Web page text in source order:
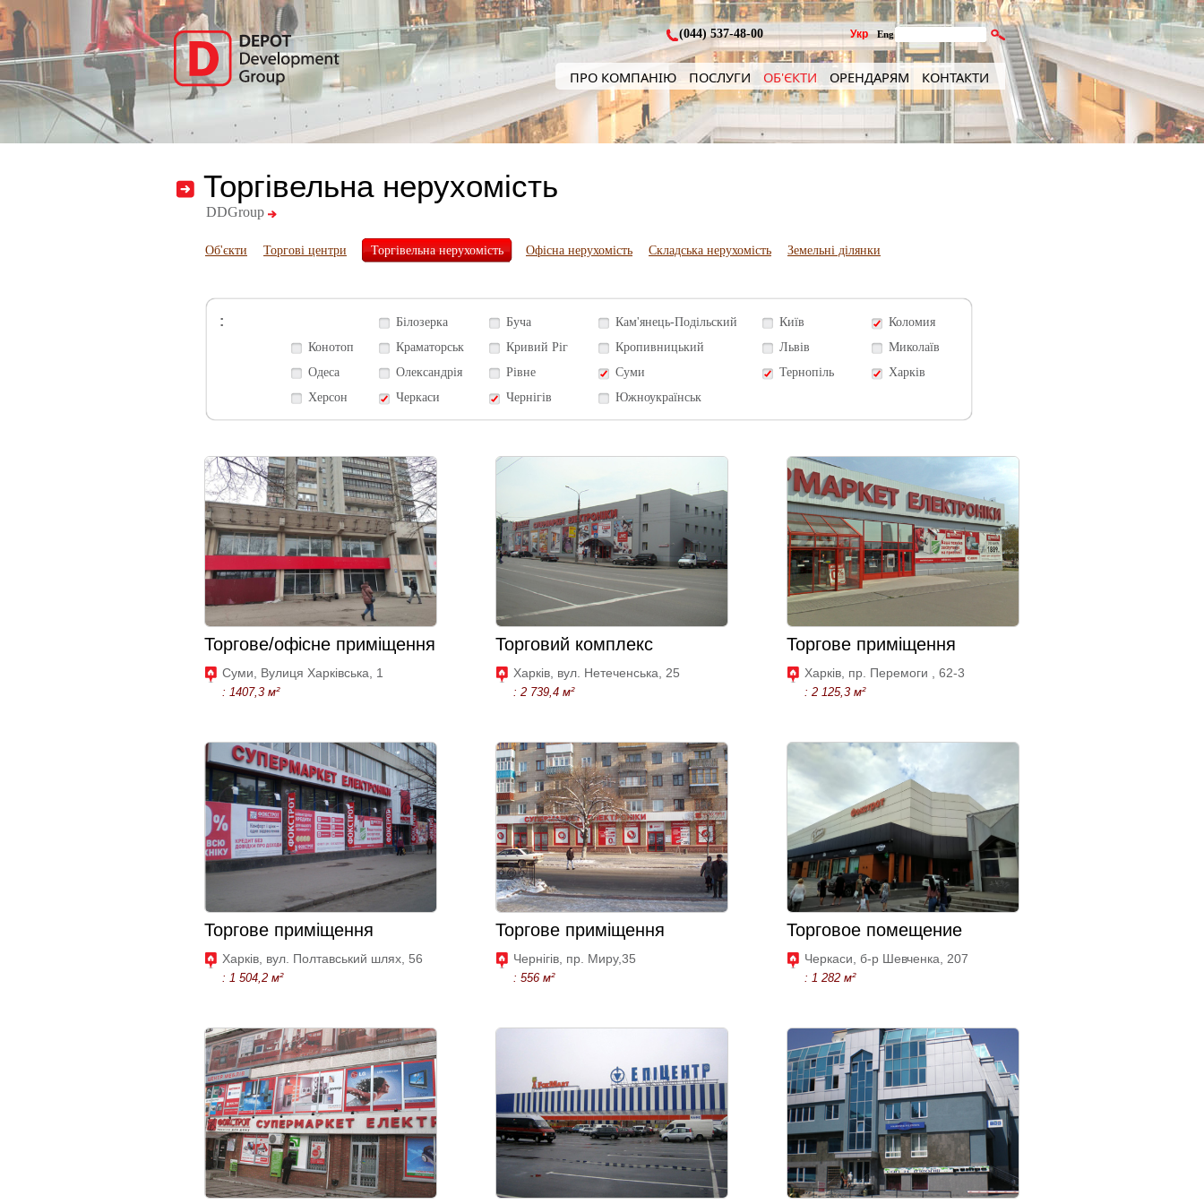
(044) 537-48-00 Укр Eng
ПРО КОМПАНІЮ ПОСЛУГИ ОБ'ЄКТИ ОРЕНДАРЯМ КОНТАКТИ
Торгівельна нерухомість
DDGroup
Об'єкти Торгові центри Торгівельна нерухомість Офісна нерухомість Складська нерухомість Земельні ділянки
: Білозерка Буча Кам'янець-Подільский Київ
Коломия
Конотоп
Краматорськ Кривий Ріг Кропивницький Львів
Миколаїв
Одеса
Олександрія Рівне Суми Тернопіль
Харків
Херсон
Черкаси Чернігів Южноукраїнськ
Торгове/офісне приміщення
Суми, Вулиця Харківська, 1
: 1407,3 м²
Торговий комплекс
Харків, вул. Нетеченська, 25
: 2 739,4 м²
Торгове приміщення
Харків, пр. Перемоги , 62-3
: 2 125,3 м²
Торгове приміщення
Харків, вул. Полтавський шлях, 56
: 1 504,2 м²
Торгове приміщення
Чернігів, пр. Миру,35
: 556 м²
Торговое помещение
Черкаси, б-р Шевченка, 207
: 1 282 м²